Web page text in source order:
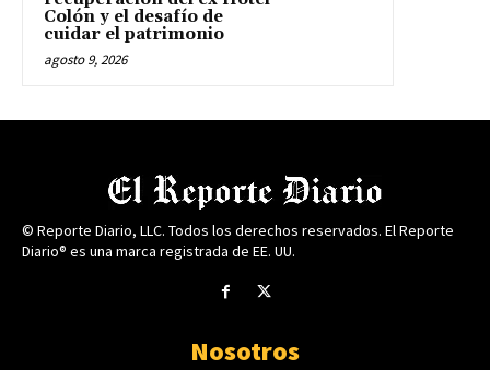
Colón y el desafío de
cuidar el patrimonio
agosto 9, 2026
© Reporte Diario, LLC. Todos los derechos reservados. El Reporte
Diario® es una marca registrada de EE. UU.
Nosotros